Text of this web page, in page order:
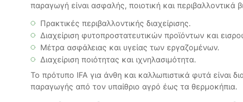
παραγωγή είναι ασφαλής, ποιοτική και περιβαλλοντικά
Πρακτικές περιβαλλοντικής διαχείρισης.
Διαχείριση φυτοπροστατευτικών προϊόντων και
Μέτρα ασφάλειας και υγείας των εργαζομένων.
Διαχείριση ποιότητας και ιχνηλασιμότητα.
Το πρότυπο IFA για άνθη και καλλωπιστικά φυτά
παραγωγής από τον υπαίθριο αγρό έως τα θερμοκήπια.